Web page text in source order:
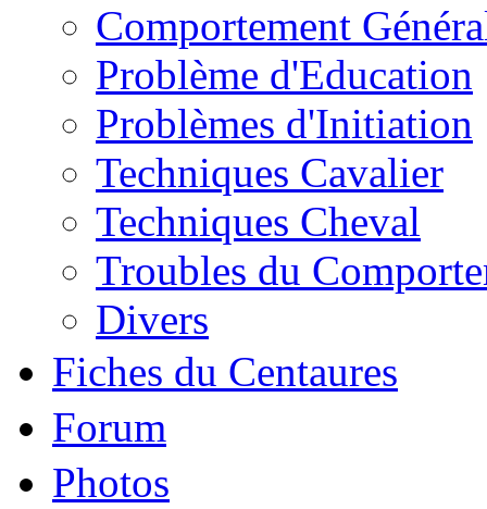
Comportement
Problème d'Education
Problèmes d'Initiation
Techniques Cavalier
Techniques Cheval
Troubles du
Divers
Fiches du Centaures
Forum
Photos